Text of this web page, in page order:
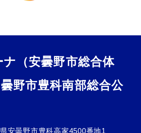
（安曇野市総合体
野市豊科南部総合公
安曇野市豊科高家4500番地1